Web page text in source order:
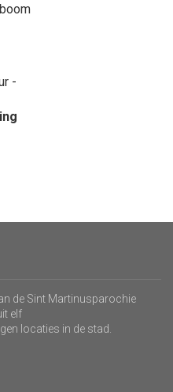
-
de Sint Martinusparochie
elf
locaties in de stad.